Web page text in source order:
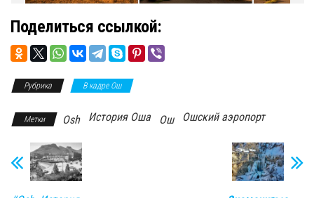
Поделиться ссылкой:
Рубрика В кадре Ош
Метки Osh История Оша Ош Ошский аэропорт